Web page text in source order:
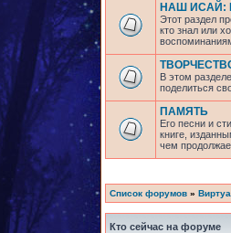
НАШ ИСАЙ:
Этот раздел
кто знал или
В этом
поделиться
ПАМЯТЬ
Его песни и
книге,
чем
Список форумов »
Кто сейчас на форуме